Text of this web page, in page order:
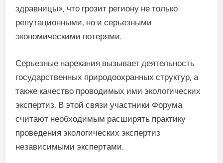
здравницы», что грозит региону не только
репутационными, но и серьезными
экономическими потерями.
Серьезные нарекания вызывает деятельность
государственных природоохранных структур, а
также качество проводимых ими экологических
экспертиз. В этой связи участники Форума
считают необходимым расширять практику
проведения экологических экспертиз
независимыми экспертами.